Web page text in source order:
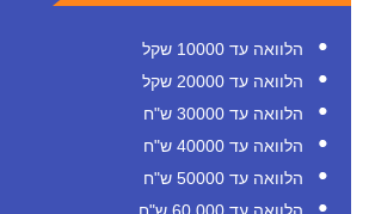
הלוואה עד 10000 שקל
הלוואה עד 20000 שקל
הלוואה עד 30000 ש"ח
הלוואה עד 40000 ש"ח
הלוואה עד 50000 ש"ח